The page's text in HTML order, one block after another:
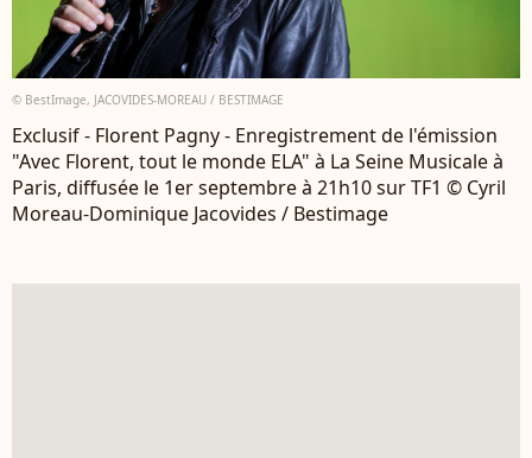
© BestImage, JACOVIDES-MOREAU / BESTIMAGE
Exclusif - Florent Pagny - Enregistrement de l'émission
"Avec Florent, tout le monde ELA" à La Seine Musicale à
Paris, diffusée le 1er septembre à 21h10 sur TF1 © Cyril
Moreau-Dominique Jacovides / Bestimage